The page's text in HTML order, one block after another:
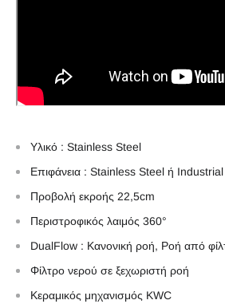
Υλικό : Stainless Steel
Επιφάνεια : Stainless Steel ή
Προβολή εκροής 22,5cm
Περιστροφικός λαιμός 360°
DualFlow : Κανονική ροή, Ροή από
Φίλτρο νερού σε ξεχωριστή ροή
Κεραμικός μηχανισμός KWC